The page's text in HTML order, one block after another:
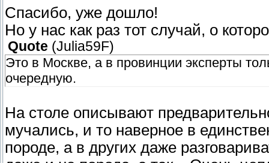
Спасибо, уже дошло!
Но у нас как раз тот случай, о
Quote (Julia59F)
Это в Москве, а в провинции эксперты
очередную.
На столе описывают
мучались, и то наверное в
породе, а в других даже